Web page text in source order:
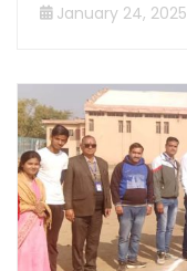
January 24, 2025